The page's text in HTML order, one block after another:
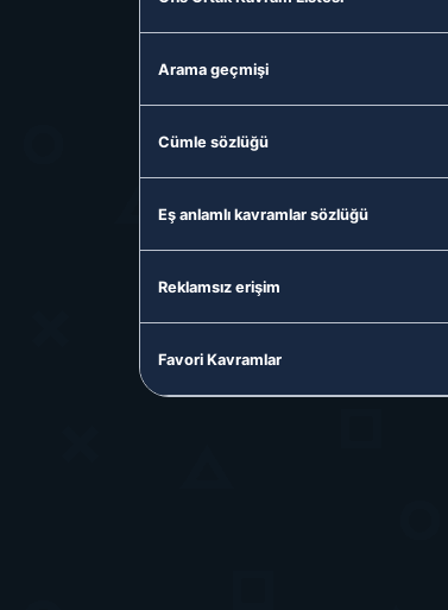
Arama geçmişi
Cümle sözlüğü
Eş anlamlı kavramlar sözlüğü
Reklamsız erişim
Favori Kavramlar